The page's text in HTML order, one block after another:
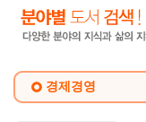
경제경영